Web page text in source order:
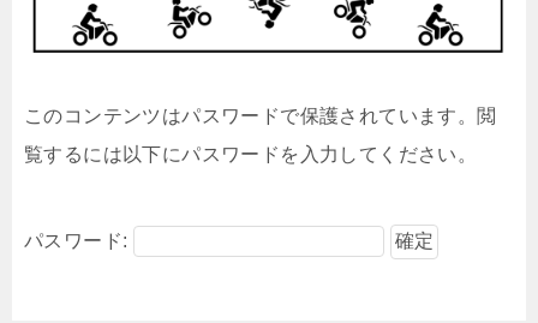
このコンテンツはパスワードで保護されています。閲
覧するには以下にパスワードを入力してください。
パスワード: